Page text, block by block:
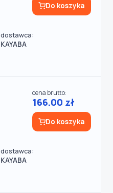
dostawca:
KAYABA
Do koszyka
dostawca:
KAYABA
cena brutto:
166.00 zł
Do koszyka